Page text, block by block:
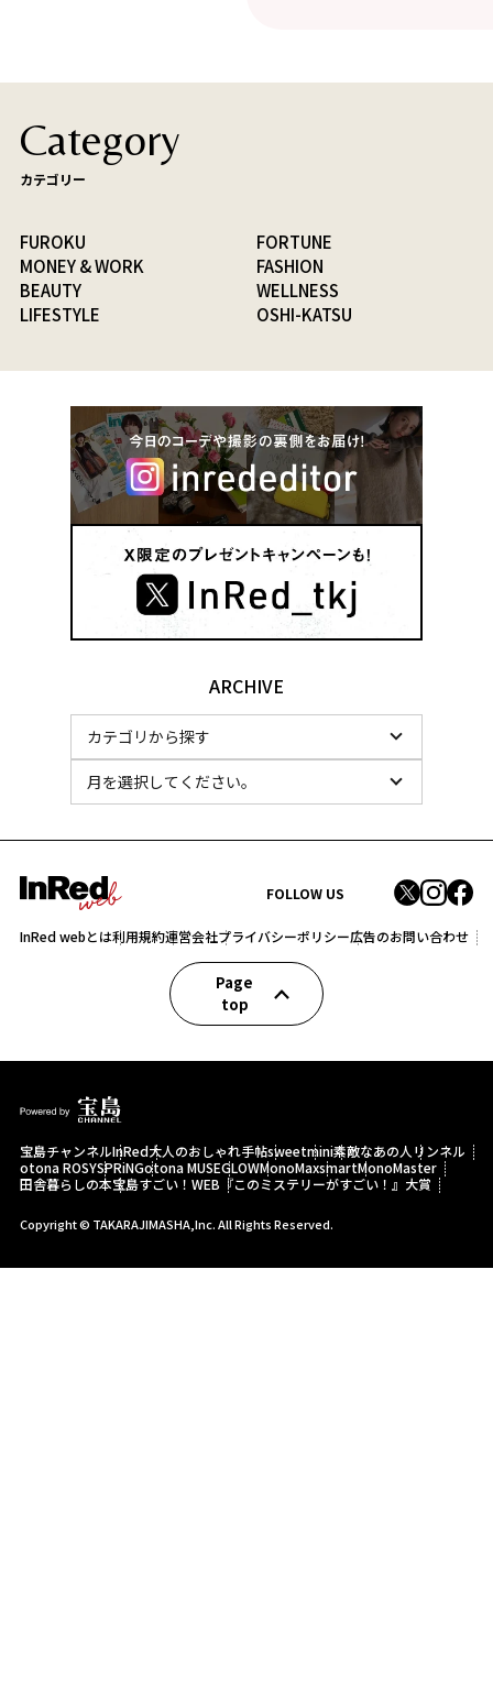
Category
カテゴリー
FUROKU
FORTUNE
MONEY & WORK
FASHION
BEAUTY
WELLNESS
LIFESTYLE
OSHI-KATSU
ARCHIVE
FOLLOW US
InRed webとは利用規約運営会社プライバシーポリシー広告のお問い合わせ
Page
top
宝島チャンネルInRed大人のおしゃれ手帖sweetmini素敵なあの人 リンネル
otona ROSYSPRiNGotona MUSEGLOWMonoMaxsmartMonoMaster
田舎暮らしの本宝島すごい！WEB 『このミステリーがすごい！』大賞
Copyright © TAKARAJIMASHA,Inc. All Rights Reserved.